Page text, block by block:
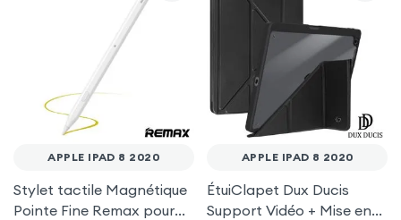
APPLE IPAD 8 2020
Stylet tactile Magnétique
Pointe Fine Remax pour
APPLE IPAD 8 2020
ÉtuiClapet Dux Ducis
Support Vidéo + Mise en